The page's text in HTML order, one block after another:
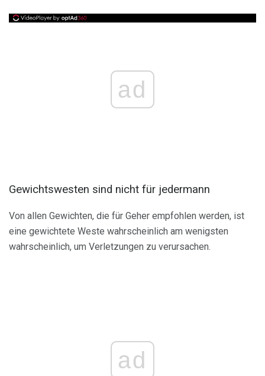
ad
Gewichtswesten sind nicht für jedermann
Von allen Gewichten, die für Geher empfohlen werden, ist
eine gewichtete Weste wahrscheinlich am wenigsten
wahrscheinlich, um Verletzungen zu verursachen.
ad